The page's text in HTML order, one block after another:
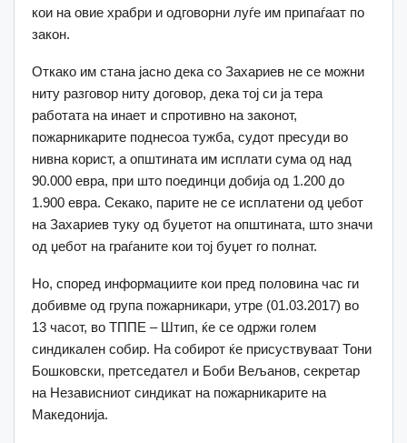
кои на овие храбри и одговорни луѓе им припаѓаат по
закон.
Откако им стана јасно дека со Захариев не се можни
ниту разговор ниту договор, дека тој си ја тера
работата на инает и спротивно на законот,
пожарникарите поднесоа тужба, судот пресуди во
нивна корист, а општината им исплати сума од над
90.000 евра, при што поединци добија од 1.200 до
1.900 евра. Секако, парите не се исплатени од џебот
на Захариев туку од буџетот на општината, што значи
од џебот на граѓаните кои тој буџет го полнат.
Но, според информациите кои пред половина час ги
добивме од група пожарникари, утре (01.03.2017) во
13 часот, во ТППЕ – Штип, ќе се одржи голем
синдикален собир. На собирот ќе присуствуваат Тони
Бошковски, претседател и Боби Вељанов, секретар
на Независниот синдикат на пожарникарите на
Македонија.